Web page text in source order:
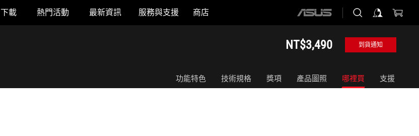
下載 熱門活動 最新資訊 服務與支援 商店
ASUS
NT$3,490 到貨通知
功能特色 技術規格 獎項 產品圖照 哪裡買 支援
ROG Clavis 數位類比轉換器